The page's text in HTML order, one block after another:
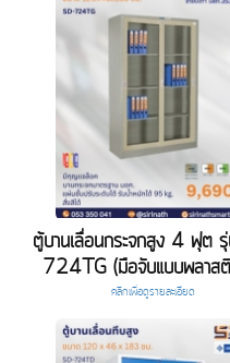
ตู้บานเลื่อนกระจกสูง 4 ฟุต
724TG (มือจับแบบพลาส
คลิกเพื่อดูรายละเอียด